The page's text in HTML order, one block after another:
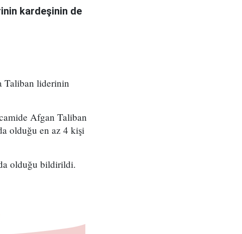
kardeşinin de
Taliban liderinin
Afgan Taliban
olduğu en az 4 kişi
da olduğu bildirildi.